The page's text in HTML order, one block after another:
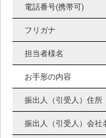
電話番号(携帯可)
フリガナ
担当者様名
お手形の内容
振出人（引受人）住所
振出人（引受人）会社